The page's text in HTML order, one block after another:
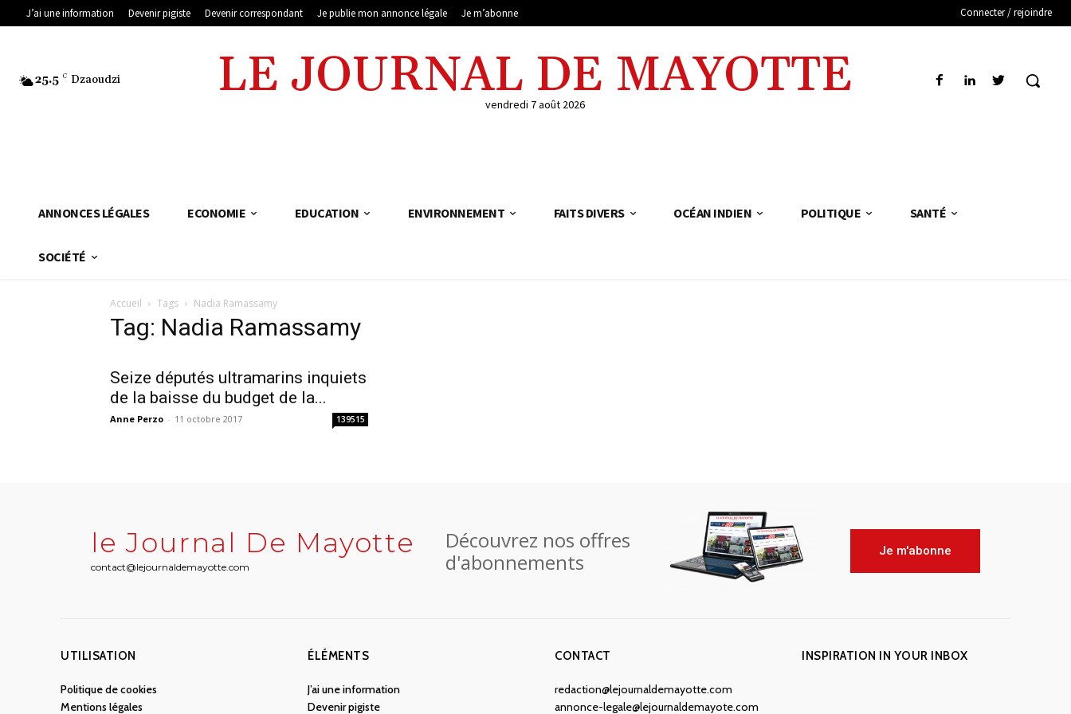
J’ai une information Devenir pigiste Devenir correspondant Je publie mon annonce légale Je m’abonne Connecter / rejoindre
25.5 C Dzaoudzi LE JOURNAL DE MAYOTTE
vendredi 7 août 2026
ANNONCES LÉGALES ECONOMIE EDUCATION ENVIRONNEMENT FAITS DIVERS OCÉAN INDIEN POLITIQUE SANTÉ
SOCIÉTÉ
Accueil Tags Nadia Ramassamy
Tag: Nadia Ramassamy
Seize députés ultramarins inquiets
de la baisse du budget de la...
Anne Perzo - 11 octobre 2017 139515
le Journal De Mayotte
contact@lejournaldemayotte.com
Découvrez nos offres
d'abonnements
Je m'abonne
UTILISATION
Politique de cookies
Mentions légales
ÉLÉMENTS
J’ai une information
Devenir pigiste
CONTACT
redaction@lejournaldemayotte.com
annonce-legale@lejournaldemayote.com
INSPIRATION IN YOUR INBOX